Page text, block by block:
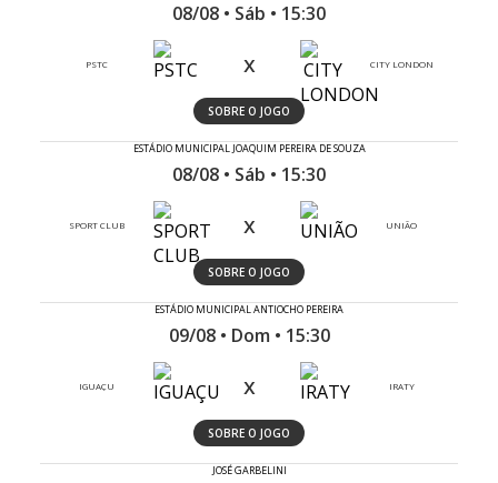
08/08 • Sáb • 15:30
PSTC x CITY LONDON
SOBRE O JOGO
ESTÁDIO MUNICIPAL JOAQUIM PEREIRA DE SOUZA
08/08 • Sáb • 15:30
SPORT CLUB x UNIÃO
SOBRE O JOGO
ESTÁDIO MUNICIPAL ANTIOCHO PEREIRA
09/08 • Dom • 15:30
IGUAÇU x IRATY
SOBRE O JOGO
JOSÉ GARBELINI